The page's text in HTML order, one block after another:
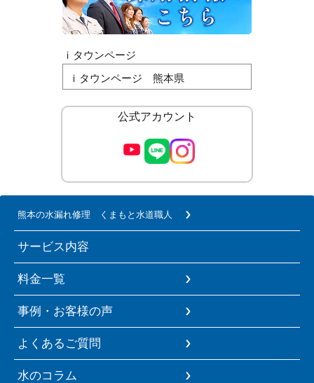
ｉタウンページ
ｉタウンページ 熊本県
公式アカウント
熊本の水漏れ修理 くまもと水道職人
サービス内容
料金一覧
事例・お客様の声
よくあるご質問
水のコラム